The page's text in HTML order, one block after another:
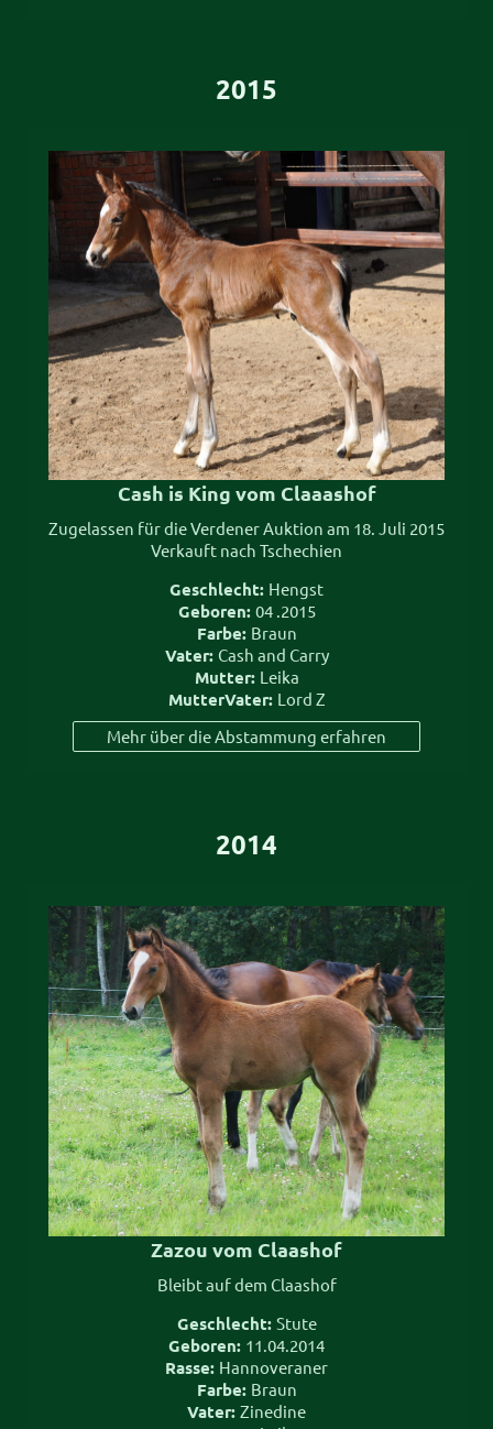
2015
Cash is King vom Claaashof
Zugelassen für die Verdener Auktion am 18. Juli 2015
Verkauft nach Tschechien
Geschlecht: Hengst
Geboren: 04 .2015
Farbe: Braun
Vater: Cash and Carry
Mutter: Leika
MutterVater: Lord Z
Mehr über die Abstammung erfahren
2014
Zazou vom Claashof
Bleibt auf dem Claashof
Geschlecht: Stute
Geboren: 11.04.2014
Rasse: Hannoveraner
Farbe: Braun
Vater: Zinedine